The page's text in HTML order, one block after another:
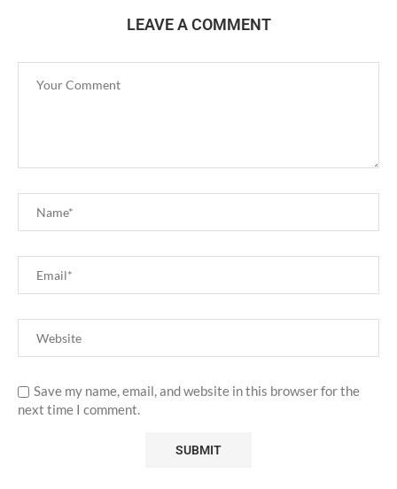
LEAVE A COMMENT
Save my name, email, and website in this browser for the
next time I comment.